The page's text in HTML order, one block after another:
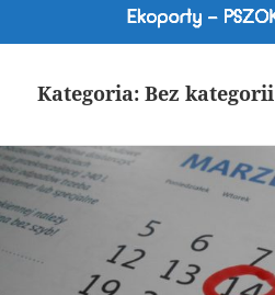
Kategoria:Bez kategorii